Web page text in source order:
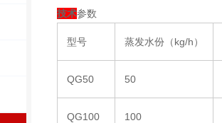
技术参数
型号 蒸发水份（kg/h）
QG50 50
QG100 100